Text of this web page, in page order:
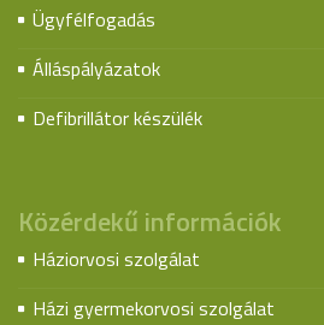
Ügyfélfogadás
Álláspályázatok
Defibrillátor készülék
Közérdekű információk
Háziorvosi szolgálat
Házi gyermekorvosi szolgálat